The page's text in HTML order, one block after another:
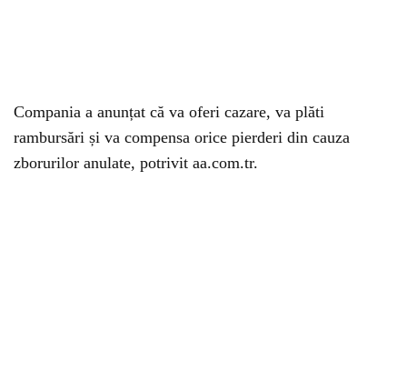
Compania a anunțat că va oferi cazare, va plăti
rambursări și va compensa orice pierderi din cauza
zborurilor anulate, potrivit aa.com.tr.